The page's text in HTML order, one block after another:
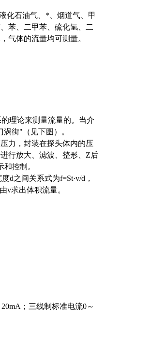
化石油气、*、烟道气、甲
苯、二甲苯、硫化氢、二
气体的流量均可测量。
理论来测量流量的。当介
街"（见下图）。
力，封装在探头体内的压
行放大、滤波、整形、Z后
控制。
d之间关系式为f=St·v/d，
v求出体积流量。
；三线制标准电流0～